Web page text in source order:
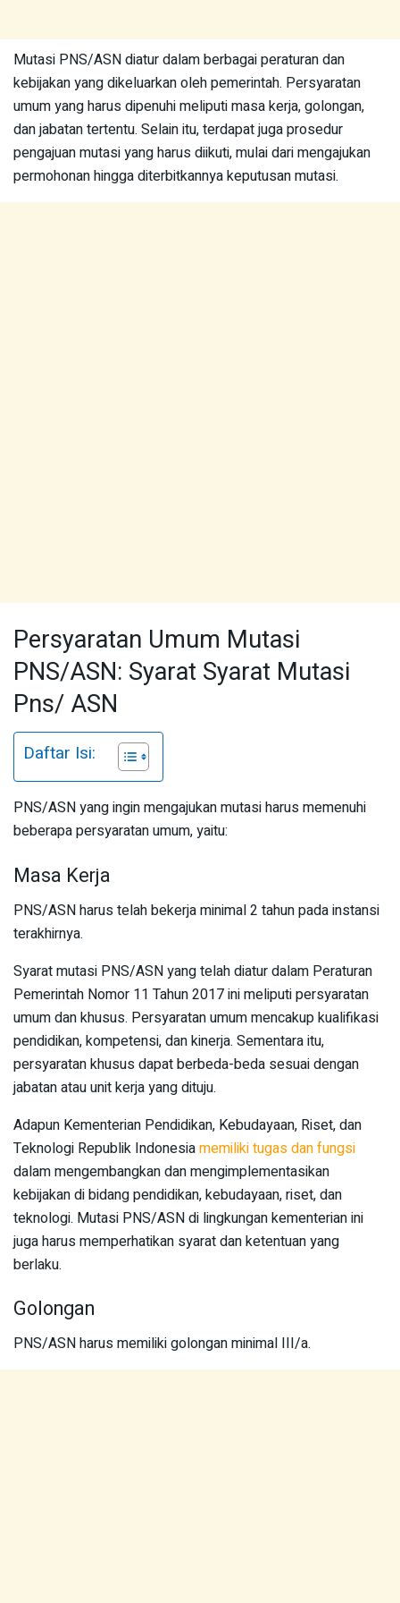
Mutasi PNS/ASN diatur dalam berbagai peraturan dan
kebijakan yang dikeluarkan oleh pemerintah. Persyaratan
umum yang harus dipenuhi meliputi masa kerja, golongan,
dan jabatan tertentu. Selain itu, terdapat juga prosedur
pengajuan mutasi yang harus diikuti, mulai dari mengajukan
permohonan hingga diterbitkannya keputusan mutasi.
Persyaratan Umum Mutasi
PNS/ASN: Syarat Syarat Mutasi
Pns/ ASN
Daftar Isi:
PNS/ASN yang ingin mengajukan mutasi harus memenuhi
beberapa persyaratan umum, yaitu:
Masa Kerja
PNS/ASN harus telah bekerja minimal 2 tahun pada instansi
terakhirnya.
Syarat mutasi PNS/ASN yang telah diatur dalam Peraturan
Pemerintah Nomor 11 Tahun 2017 ini meliputi persyaratan
umum dan khusus. Persyaratan umum mencakup kualifikasi
pendidikan, kompetensi, dan kinerja. Sementara itu,
persyaratan khusus dapat berbeda-beda sesuai dengan
jabatan atau unit kerja yang dituju.
Adapun Kementerian Pendidikan, Kebudayaan, Riset, dan
Teknologi Republik Indonesiamemiliki tugas dan fungsi
dalam mengembangkan dan mengimplementasikan
kebijakan di bidang pendidikan, kebudayaan, riset, dan
teknologi. Mutasi PNS/ASN di lingkungan kementerian ini
juga harus memperhatikan syarat dan ketentuan yang
berlaku.
Golongan
PNS/ASN harus memiliki golongan minimal III/a.